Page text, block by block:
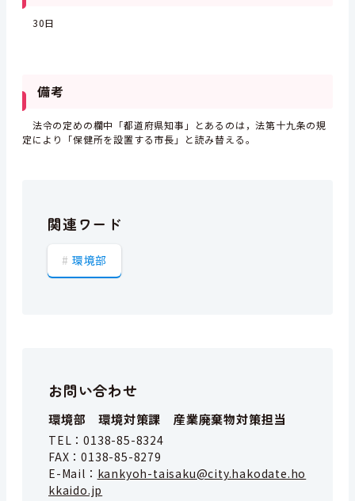
30日
備考
法令の定めの欄中「都道府県知事」とあるのは，法第十九条の規
定により「保健所を設置する市長」と読み替える。
関連ワード
環境部
お問い合わせ
環境部 環境対策課 産業廃棄物対策担当
TEL：0138-85-8324
FAX：0138-85-8279
E-Mail： kankyoh-taisaku@city.hakodate.ho
kkaido.jp